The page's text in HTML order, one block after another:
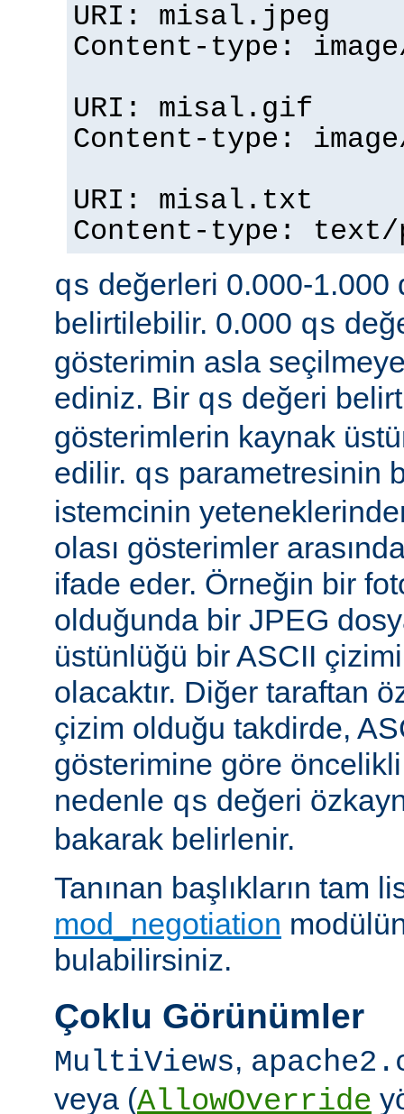
URI: misal.jpeg
Content-type:
URI: misal.gif
Content-type:
URI: misal.txt
Content-type:
qs değerleri 0.000-1.000
belirtilebilir. 0.000 qs
gösterimin asla
ediniz. Bir qs değeri
gösterimlerin kaynak
edilir. qs parametresinin
istemcinin
olası gösterimler
ifade eder. Örneğin bir
olduğunda bir JPEG
üstünlüğü bir ASCII
olacaktır. Diğer taraftan
çizim olduğu takdirde,
gösterimine göre
nedenle qs değeri
bakarak belirlenir.
Tanınan başlıkların tam
mod_negotiation
bulabilirsiniz.
Çoklu Görünümler
MultiViews,
veya (AllowOverride